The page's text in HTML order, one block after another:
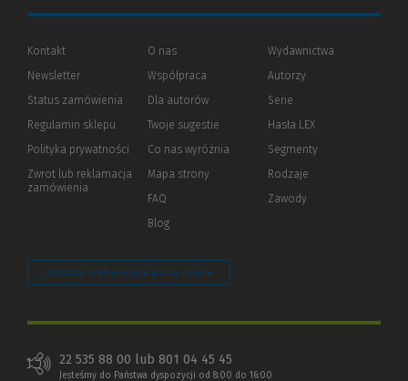
Kontakt
Newsletter
Status zamówienia
Regulamin sklepu
Polityka prywatności (Nowe
(Link
innej
Zwrot lub reklamacja
zamówienia
O nas
Współpraca
Dla autorów(Nowe
(Link
innej
strony)
Twoje sugestie
Co nas wyróżnia
Mapa strony
FAQ
Blog
Wydawnictwa
Autorzy
Serie
Hasła LEX
Segmenty
Rodzaje
Zawody
Zarządzaj preferencjami plików cookie
22 535 88 00 lub 801 04 45 45
Jesteśmy do Państwa dyspozycji od 8:00 do 16:00